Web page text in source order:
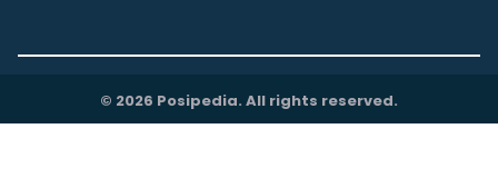
© 2026 Posipedia. All rights reserved.